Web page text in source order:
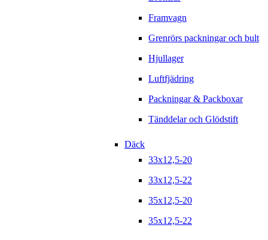
Framvagn
Grenrörs packningar och bult
Hjullager
Luftfjädring
Packningar & Packboxar
Tänddelar och Glödstift
Däck
33x12,5-20
33x12,5-22
35x12,5-20
35x12,5-22